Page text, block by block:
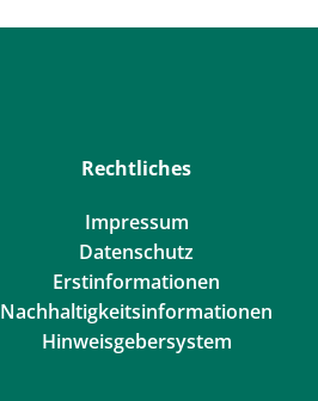
Rechtliches
Impressum
Datenschutz
Erstinformationen
Nachhaltigkeitsinformationen
Hinweisgebersystem